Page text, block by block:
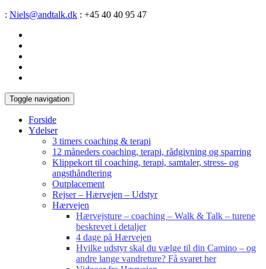
: Niels@andtalk.dk : +45 40 40 95 47
Toggle navigation
Forside
Ydelser
3 timers coaching & terapi
12 måneders coaching, terapi, rådgivning og sparring
Klippekort til coaching, terapi, samtaler, stress- og
angsthåndtering
Outplacement
Rejser – Hærvejen – Udstyr
Hærvejen
Hærvejsture – coaching – Walk & Talk – turene
beskrevet i detaljer
4 dage på Hærvejen
Hvilke udstyr skal du vælge til din Camino – og
andre lange vandreture? Få svaret her